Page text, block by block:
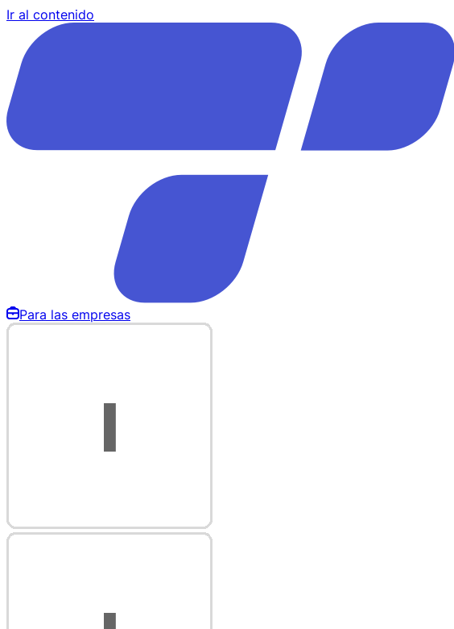
Ir al contenido
Para las empresas